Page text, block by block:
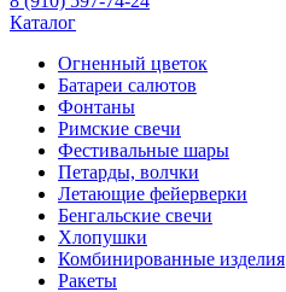
Каталог
Огненный цветок
Батареи салютов
Фонтаны
Римские свечи
Фестивальные шары
Петарды, волчки
Летающие фейерверки
Бенгальские свечи
Хлопушки
Комбинированные изделия
Ракеты